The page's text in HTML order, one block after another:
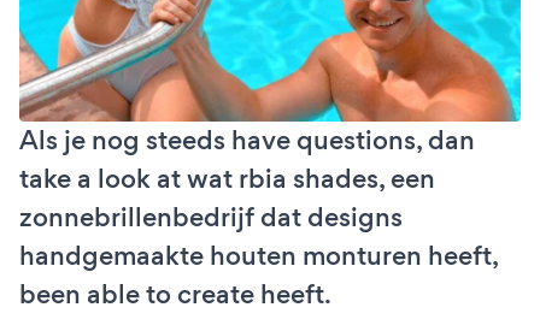
Als je nog steeds have questions, dan
take a look at wat rbia shades, een
zonnebrillenbedrijf dat designs
handgemaakte houten monturen heeft,
been able to create heeft.